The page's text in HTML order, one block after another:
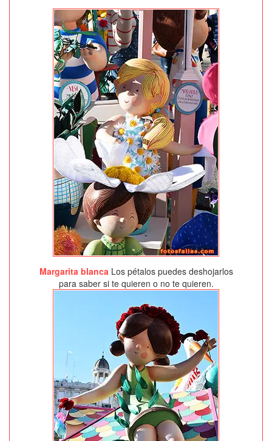
Margarita blancaLos pétalos puedes deshojarlos
para saber si te quieren o no te quieren.